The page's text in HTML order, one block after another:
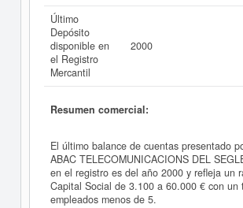
Último
Depósito
disponible en
el Registro
Mercantil
2000
Resumen comercial:
El último balance de cuentas presentado
ABAC TELECOMUNICACIONS DEL
en el registro es del año 2000 y refleja un
Capital Social de 3.100 a 60.000 € con un
empleados menos de 5.